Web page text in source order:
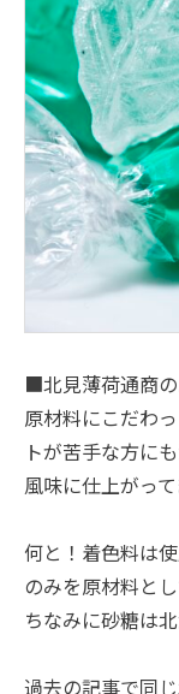
■北見薄荷通商
原材料にこだわ
トが苦手な方に
風味に仕上がって
何と！着色料は
のみを原材料とし
ちなみに砂糖は北
過去の記事で同